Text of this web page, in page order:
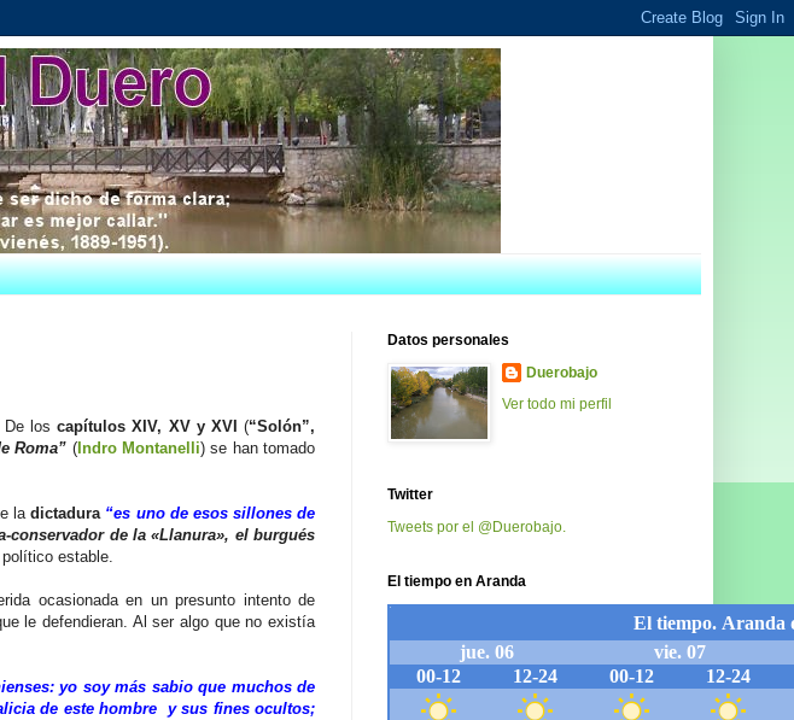
De loscapítulos XIV, XV y XVI (“Solón”,
Roma” (Indro Montanelli) se han tomado
ladictadura “es uno de esos sillones de
conservador de la «Llanura», el burgués
estable.
ocasionada en un presunto intento de
le defendieran. Al ser algo que no existía
yo soy más sabio que muchos de
de este hombre y sus fines ocultos;
Datos personales
Duerobajo
Ver todo mi perfil
Twitter
Tweets por el @Duerobajo.
El tiempo en Aranda